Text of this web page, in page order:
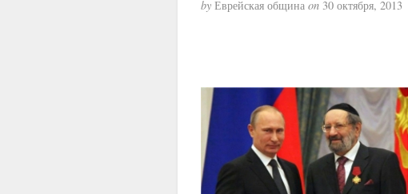
byЕврейская община on30 октября, 2013